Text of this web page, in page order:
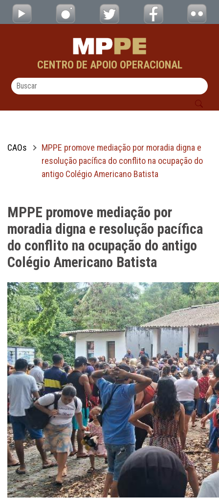
Pular para o Conteúdo principal
MPPE promove mediação por moradia
CENTRO DE APOIO OPERACIONAL
CAOs
MPPE promove mediação por moradia digna e
resolução pacífica do conflito na ocupação do
antigo Colégio Americano Batista
MPPE promove mediação por
moradia digna e resolução pacífica
do conflito na ocupação do antigo
Colégio Americano Batista